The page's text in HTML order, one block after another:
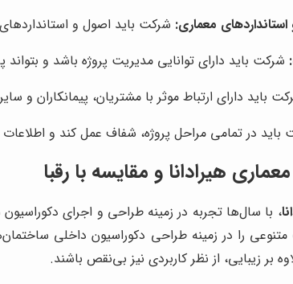
معماری: شرکت باید اصول و
شرکت باید دارای توانایی مدیریت پروژه باشد و بتواند
باید دارای ارتباط موثر با مشتریان، پیمانکاران و
باید در تمامی مراحل پروژه، شفاف عمل کند و اطلاعات
هیرادانا و مقایسه با رقبا
، با سال‌ها تجربه در زمینه طراحی و اجرای
را در زمینه طراحی دکوراسیون داخلی
بر زیبایی، از نظر کاربردی نیز بی‌نقص باشند.